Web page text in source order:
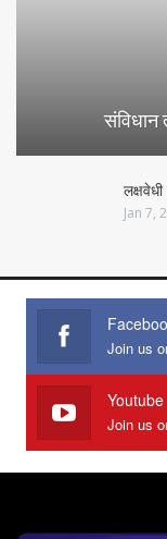
संविधान
लक्षवेधी
Jan 7,
Youtube
Join us